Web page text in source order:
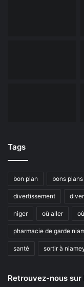
Tags
bon plan bons
divertissement
niger où aller
pharmacie de garde
santé sortir à
Retrouvez-nous sur